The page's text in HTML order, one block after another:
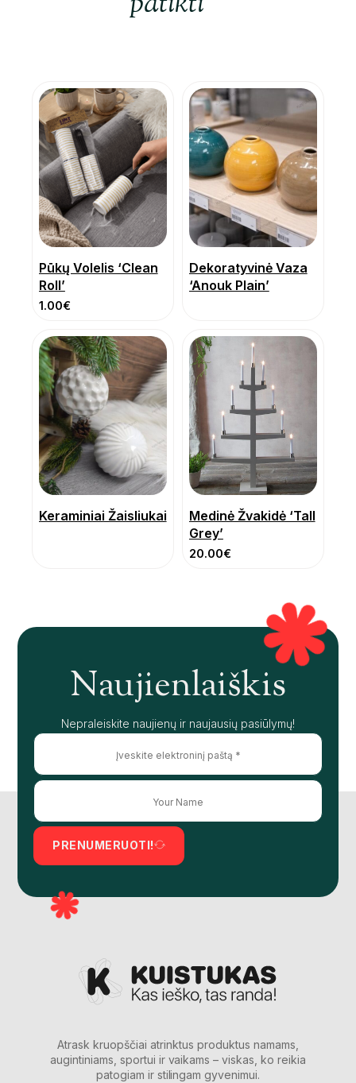
Pūkų Volelis ‘Clean
Roll’
1.00€
Dekoratyvinė Vaza
‘Anouk Plain’
Keraminiai Žaisliukai
Medinė Žvakidė ‘Tall
Grey’
20.00€
Naujienlaiškis
Nepraleiskite naujienų ir naujausių pasiūlymų!
PRENUMERUOTI!
Atrask kruopščiai atrinktus produktus namams,
augintiniams, sportui ir vaikams – viskas, ko reikia
patogiam ir stilingam gyvenimui.